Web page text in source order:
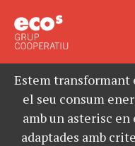
Estem transformant
el seu consum
amb un asterisc
adaptades amb